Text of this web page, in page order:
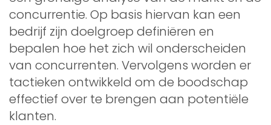
concurrentie. Op basis hiervan kan een
bedrijf zijn doelgroep definiëren en
bepalen hoe het zich wil onderscheiden
van concurrenten. Vervolgens worden er
tactieken ontwikkeld om de boodschap
effectief over te brengen aan potentiële
klanten.